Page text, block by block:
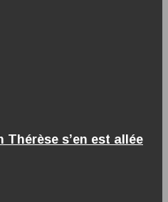
Thérèse s’en est allée